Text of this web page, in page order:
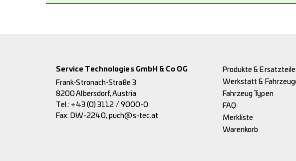
Service Technologies GmbH & Co OG
Frank-Stronach-Straße 3
8200 Albersdorf, Austria
Tel.: +43 (0) 3112 / 9000-0
Fax: DW-2240,puch@s-tec.at
Produkte & Ersatzteile
Werkstatt &
Fahrzeug Typen
FAQ
Merkliste
Warenkorb